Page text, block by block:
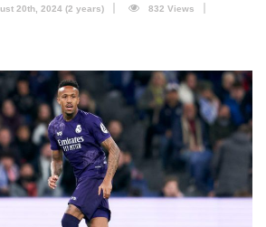
20th, 2024 (2 years) 832 Views